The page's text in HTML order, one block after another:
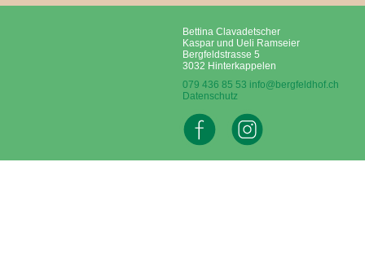
Bettina Clavadetscher
Kaspar und Ueli Ramseier
Bergfeldstrasse 5
3032 Hinterkappelen
079 436 85 53 info@bergfeldhof.ch
Datenschutz